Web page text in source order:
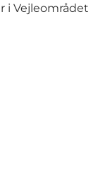
i Vejleområdet